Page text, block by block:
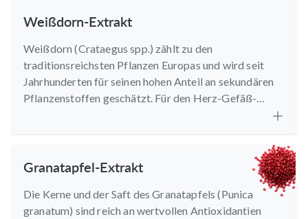
Weißdorn-Extrakt
Weißdorn (Crataegus spp.) zählt zu den
traditionsreichsten Pflanzen Europas und wird seit
Jahrhunderten für seinen hohen Anteil an sekundären
Pflanzenstoffen geschätzt. Für den Herz-Gefäß-
Granatapfel-Extrakt
Die Kerne und der Saft des Granatapfels (Punica
granatum) sind reich an wertvollen Antioxidantien